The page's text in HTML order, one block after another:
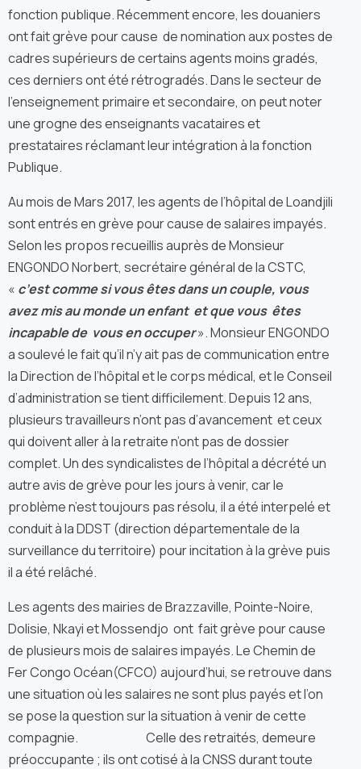
fonction publique. Récemment encore, les douaniers
ont fait grève pour cause de nomination aux postes de
cadres supérieurs de certains agents moins gradés,
ces derniers ont été rétrogradés. Dans le secteur de
l’enseignement primaire et secondaire, on peut noter
une grogne des enseignants vacataires et
prestataires réclamant leur intégration à la fonction
Publique.
Au mois de Mars 2017, les agents de l’hôpital de Loandjili
sont entrés en grève pour cause de salaires impayés.
Selon les propos recueillis auprès de Monsieur
ENGONDO Norbert, secrétaire général de la CSTC,
« c’est comme si vous êtes dans un couple, vous
avez mis au monde un enfant et que vous êtes
incapable de vous en occuper». Monsieur ENGONDO
a soulevé le fait qu’il n’y ait pas de communication entre
la Direction de l’hôpital et le corps médical, et le Conseil
d’administration se tient difficilement. Depuis 12 ans,
plusieurs travailleurs n’ont pas d’avancement et ceux
qui doivent aller à la retraite n’ont pas de dossier
complet. Un des syndicalistes de l’hôpital a décrété un
autre avis de grève pour les jours à venir, car le
problème n’est toujours pas résolu, il a été interpelé et
conduit à la DDST (direction départementale de la
surveillance du territoire) pour incitation à la grève puis
il a été relâché.
Les agents des mairies de Brazzaville, Pointe-Noire,
Dolisie, Nkayi et Mossendjo ont fait grève pour cause
de plusieurs mois de salaires impayés. Le Chemin de
Fer Congo Océan(CFCO) aujourd’hui, se retrouve dans
une situation où les salaires ne sont plus payés et l’on
se pose la question sur la situation à venir de cette
compagnie. Celle des retraités, demeure
préoccupante ; ils ont cotisé à la CNSS durant toute